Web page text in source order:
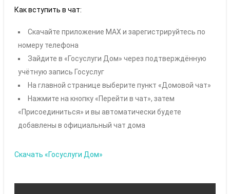
Как вступить в чат:
Скачайте приложение MAX и зарегистрируйтесь по
номеру телефона
Зайдите в «Госуслуги Дом» через подтверждённую
учётную запись Госуслуг
На главной странице выберите пункт «Домовой чат»
Нажмите на кнопку «Перейти в чат», затем
«Присоединиться» и вы автоматически будете
добавлены в официальный чат дома
Скачать «Госуслуги Дом»